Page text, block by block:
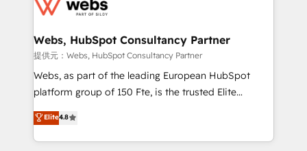
the first time 🔧 Designing and optimising your
and build using HubSpot 🔌 Integrating HubSpot
with other systems 🎓 Training your teams to be
HubSpot pros 📊 Lead generation services using
HubSpot Why us? - SIX HubSpot Accreditations -
CRM, Solutions Architecture, Onboarding , Data
Migration, Custom Integration & Platform
Webs, HubSpot Consultancy Partner
提供元：Webs, HubSpot Consultancy Partner
Webs, as part of the leading European HubSpot
platform group of 150 Fte, is the trusted Elite
HubSpot CRM Partner offering you a roadmap on
maximizing EBITDA and achieving Commercial
Excellence. With our targeted processes, we
Elite4.8